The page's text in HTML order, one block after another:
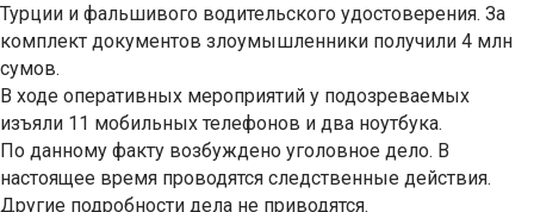
Турции и фальшивого водительского удостоверения. За
комплект документов злоумышленники получили 4 млн
сумов.
В ходе оперативных мероприятий у подозреваемых
изъяли 11 мобильных телефонов и два ноутбука.
По данному факту возбуждено уголовное дело. В
настоящее время проводятся следственные действия.
Другие подробности дела не приводятся.